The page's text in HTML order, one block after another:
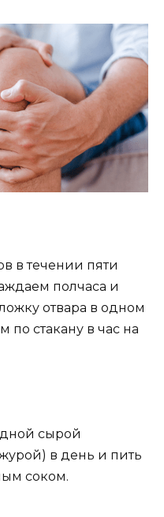
в течении пяти
полчаса и
отвара в одном
по стакану в час на
сырой
в день и пить
соком.